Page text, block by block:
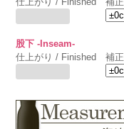
股下 -Inseam-
仕上がり / Finished
補